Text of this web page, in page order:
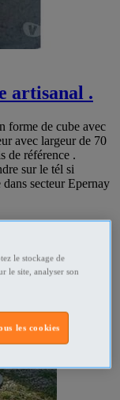
artisanal .
forme de cube avec
avec largeur de 70
de référence .
sur le tél si
secteur Epernay
Marne
le stockage de
le site, analyser son
les cookies